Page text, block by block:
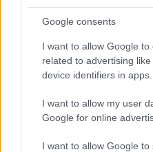
Google consents
I want to allow Google to
related to advertising
device identifiers in apps.
I want to allow my user
Google for online
I want to allow Google to